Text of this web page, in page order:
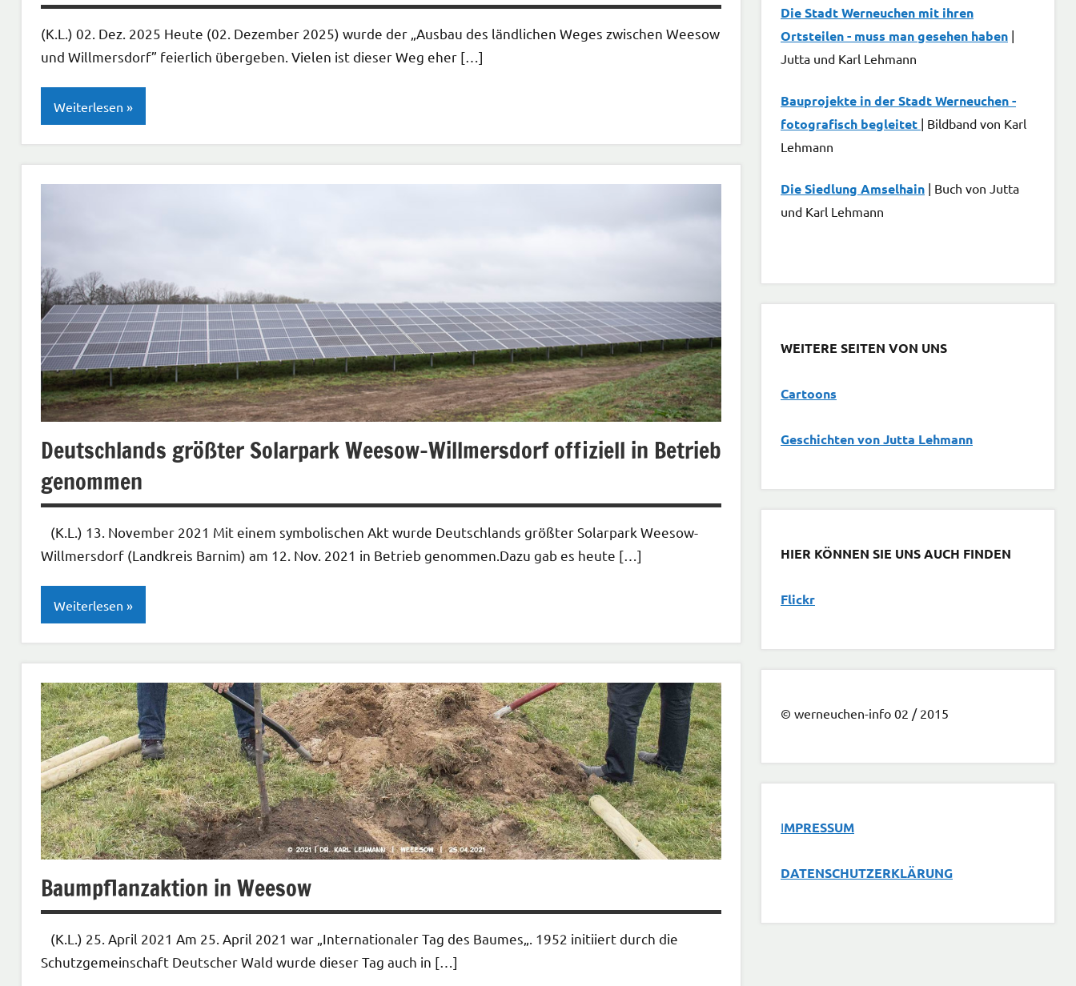
(K.L.) 02. Dez. 2025 Heute (02. Dezember 2025) wurde der „Ausbau des ländlichen Weges zwischen Weesow
und Willmersdorf” feierlich übergeben. Vielen ist dieser Weg eher […]
Weiterlesen
Deutschlands größter Solarpark Weesow-Willmersdorf offiziell in Betrieb
genommen
(K.L.) 13. November 2021 Mit einem symbolischen Akt wurde Deutschlands größter Solarpark Weesow-
Willmersdorf (Landkreis Barnim) am 12. Nov. 2021 in Betrieb genommen.Dazu gab es heute […]
Weiterlesen
Energie/Wasserver-
und entsorgung
Neues
aus
der
Region
Wirtschaft
Baumpflanzaktion in Weesow
(K.L.) 25. April 2021 Am 25. April 2021 war „Internationaler Tag des Baumes„. 1952 initiiert durch die
Schutzgemeinschaft Deutscher Wald wurde dieser Tag auch in […]
Die Stadt Werneuchen mit ihren
Ortsteilen - muss man gesehen haben |
Jutta und Karl Lehmann
Bauprojekte in der Stadt Werneuchen -
fotografisch begleitet | Bildband von Karl
Lehmann
Die Siedlung Amselhain | Buch von Jutta
und Karl Lehmann
WEITERE SEITEN VON UNS
Cartoons
Geschichten von Jutta Lehmann
HIER KÖNNEN SIE UNS AUCH FINDEN
Flickr
© werneuchen-info 02 / 2015
IMPRESSUM
DATENSCHUTZERKLÄRUNG